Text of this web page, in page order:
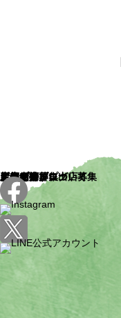
トップ
お知らせ
お店を探す
新店舗
店舗一覧
店舗マップ
店舗紹介ブログ
ピアザ神戸について
イベント
ピアザマルシェ
ピアザの日
ポップアップ出店募集
新規出店募集